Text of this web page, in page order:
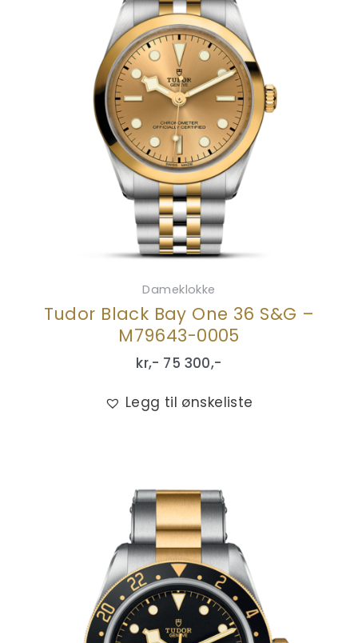
Dameklokke
Tudor Black Bay One 36 S&G –
M79643-0005
kr,- 75 300,-
Legg til ønskeliste